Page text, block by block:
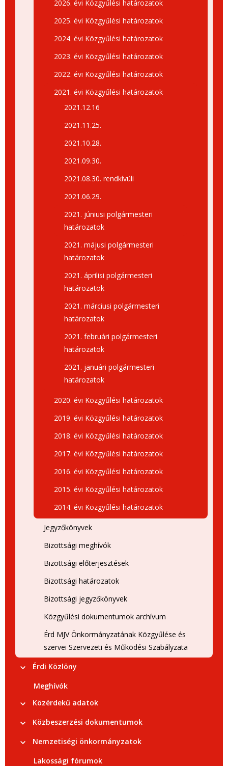
2026. évi Közgyűlési határozatok
2025. évi Közgyűlési határozatok
2024. évi Közgyűlési határozatok
2023. évi Közgyűlési határozatok
2022. évi Közgyűlési határozatok
2021. évi Közgyűlési határozatok
2021.12.16
2021.11.25.
2021.10.28.
2021.09.30.
2021.08.30. rendkívüli
2021.06.29.
2021. júniusi polgármesteri
határozatok
2021. májusi polgármesteri
határozatok
2021. áprilisi polgármesteri
határozatok
2021. márciusi polgármesteri
határozatok
2021. februári polgármesteri
határozatok
2021. januári polgármesteri
határozatok
2020. évi Közgyűlési határozatok
2019. évi Közgyűlési határozatok
2018. évi Közgyűlési határozatok
2017. évi Közgyűlési határozatok
2016. évi Közgyűlési határozatok
2015. évi Közgyűlési határozatok
2014. évi Közgyűlési határozatok
Jegyzőkönyvek
Bizottsági meghívók
Bizottsági előterjesztések
Bizottsági határozatok
Bizottsági jegyzőkönyvek
Közgyűlési dokumentumok archívum
Érd MJV Önkormányzatának Közgyűlése és
szervei Szervezeti és Működési Szabályzata
Érdi Közlöny
Meghívók
Közérdekű adatok
Közbeszerzési dokumentumok
Nemzetiségi önkormányzatok
Lakossági fórumok